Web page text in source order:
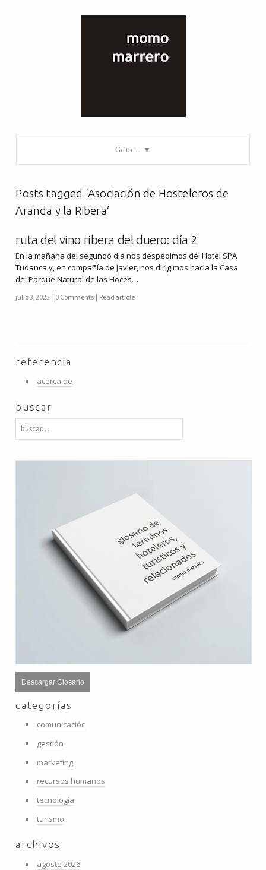
Go to…
Posts tagged ‘Asociación de Hosteleros de
Aranda y la Ribera’
ruta del vino ribera del duero: día 2
En la mañana del segundo día nos despedimos del Hotel SPA
Tudanca y, en compañía de Javier, nos dirigimos hacia la Casa
del Parque Natural de las Hoces…
julio 3, 2023 0 Comments Read article
referencia
acerca de
buscar
Descargar Glosario
categorías
comunicación
gestión
marketing
recursos humanos
tecnología
turismo
archivos
agosto 2026